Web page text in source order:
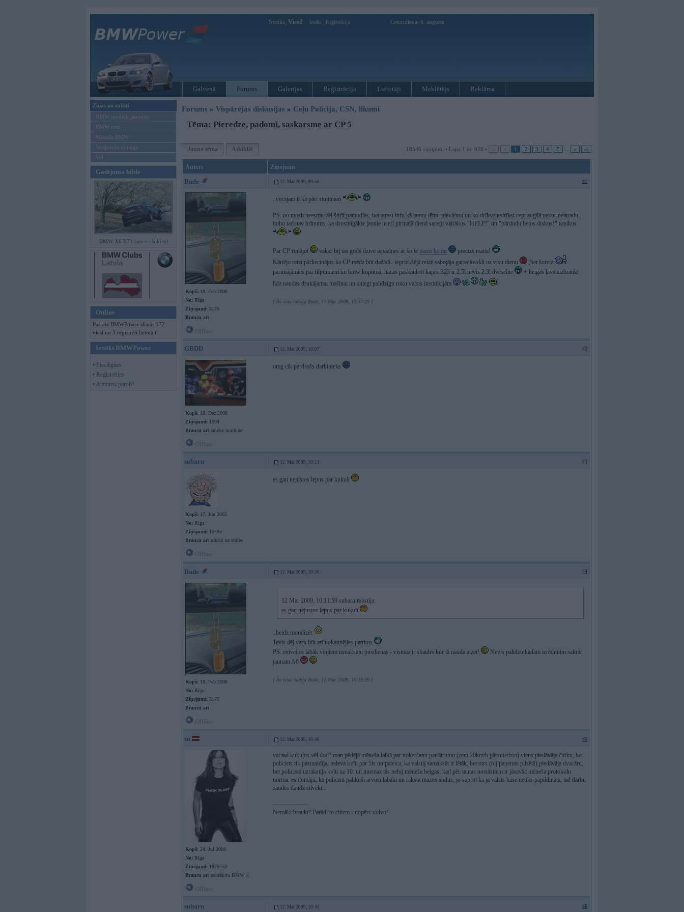
Sveiks, Viesi! Ienākt Reģistrācija Ceturtdiena, 6. augusts
Galvenā Forums Galerijas Reģistrācija Lietotāji Meklētājs Reklāma
Ziņas un raksti
BMW modeļu jaunumi
BMW testi
Mēneša BMW
Sērijveida tūnings
Vel...
Gadījuma bilde
BMW X6 E71 (preses bildes)
Online
Pašreiz BMWPower skatās 172
viesi un 3 reģistrēti lietotāji.
Ienākt BMWPower
• Pieslēgties
• Reģistrēties
• Aizmirsi paroli?
Forums » Vispārējās diskusijas » Ceļu Policija, CSN, likumi
Tēma: Pieredze, padomi, saskarsme ar CP 5
Jauna tēma Atbildēt 18546 ziņojumi • Lapa 1 no 928 • |« « 1 2 3 4 5 » »|
Autors Ziņojums
Bude 12. Mar 2009, 09:50 #1
Kopš: 18. Feb 2008
No: Rīga
Ziņojumi: 3170
Braucu ar:
..vecajam it kā pāri simtiņam
PS. nu mosh neesmu vēl šorīt pamodies, bet atrast infu kā jaunu tēmu pievienot un ko drīkst/nedrīkst cept augšā nekur neatradu..
imho tad nav brīnums, ka drosmīgākie jaunie useri pirmajā dienā sacepj vairākus "HELP!" un "pārdodu lietos diskus!" topikus
Par CP runājot vakar bij tas gods dzīvē iepazīties ar šo te mazo ķēmu
precīzs maita!
Kārtējo reizi pārliecinājos ka CP mēdz būt dažādi.. iepriekšējā reizē sabojāja garastāvokli uz visu dienu
,bet šoreiz
parunājāmies par tilpumiem un bmw kopumā, nācās paskaidrot kapēc 323 ir 2.5l nevis 2.3l dvēselīte
+ beigās ļāva aizbraukt
līdz naudas drukājamai mašīnai un sniegt palīdzīgu roku valsts institūcijām
[ Šo ziņu laboja Bude, 12 Mar 2009, 10:37:25 ]
GBDD 12. Mar 2009, 10:07 #2
Kopš: 18. Dec 2008
Ziņojumi: 1094
Braucu ar: smoke machine
omg cik pardrošs darbinieks
subaru 12. Mar 2009, 10:11 #3
Kopš: 17. Jun 2002
No: Rīga
Ziņojumi: 10494
Braucu ar: rokām uz stūres
es gan nejustos lepns par kukuli
Bude 12. Mar 2009, 10:36 #4
Kopš: 18. Feb 2008
No: Rīga
Ziņojumi: 3170
Braucu ar:
12 Mar 2009, 10:11:59 subaru rakstīja:
es gan nejustos lepns par kukuli
..beidz moralizēt
Tevis dēļ varu būt arī nokaunējies patriots
PS. enīvei es labāk vinjiem izmaksāju pusdienas - vismaz ir skaidrs kur tā nauda aizet!
Nevis palīdzu kādam ierēdnītim sakrāt
jaunam A6
[ Šo ziņu laboja Bude, 12 Mar 2009, 10:39:59 ]
sn 12. Mar 2009, 10:40 #5
Kopš: 24. Jul 2008
No: Rīga
Ziņojumi: 1879753
Braucu ar: nekrāsotu BMW :(
vai tad kukuļus vēl dod? man pēdējā mēneša laikā par noķeršanu par ātrumu (zem 20km/h pārsniedzot) viens piedāvāja čiriku, bet
policists tik pasmaidīja, iedeva kvīti par 5ls un pateica, ka valstij samaksāt ir lētāk, bet otrs (bij paņemts pilsētā) piedāvāja dvacāru,
bet policists uzrakstīja kvīti uz 10. un itnemaz tās nebij mēneša beigas, kad pēc tautas nostāstiem ir jāsavāc mēneša protokolu
norma. es domāju, ka policisti palikuši arvien labāki un raksta mazos sodus, jo saprot ka ja valsts kase netiks papildināta, tad darbu
zaudēs daudz cilvēki..
-----------------
Nemāki braukt? Parādi to citiem - nopērc volvo!
subaru 12. Mar 2009, 10:41 #6